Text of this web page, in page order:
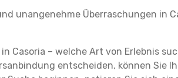
unangenehme Überraschungen in
Casoria – welche Art von Erlebnis
entscheiden, können Sie